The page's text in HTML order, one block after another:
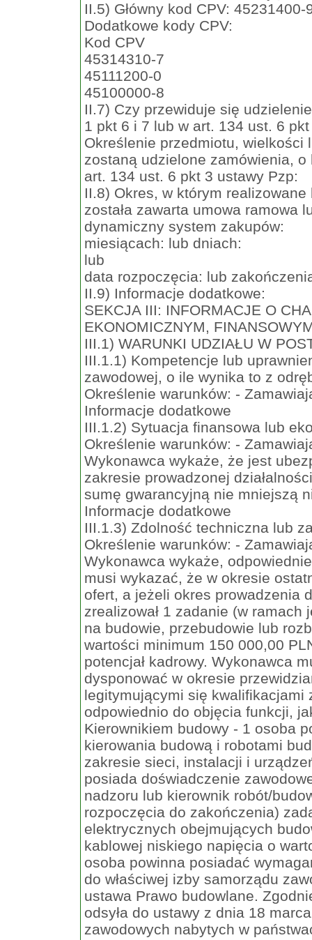
II.5) Główny kod CPV: 45231400-
Dodatkowe kody CPV:
Kod CPV
45314310-7
45111200-0
45100000-8
II.7) Czy przewiduje się
1 pkt 6 i 7 lub w art. 134 ust. 6
Określenie przedmiotu, wielkości
zostaną udzielone zamówienia,
art. 134 ust. 6 pkt 3 ustawy Pzp:
II.8) Okres, w którym
została zawarta umowa ramowa
dynamiczny system zakupów:
miesiącach: lub dniach:
lub
data rozpoczęcia: lub
II.9) Informacje dodatkowe:
SEKCJA III: INFORMACJE O
EKONOMICZNYM,
III.1) WARUNKI UDZIAŁU W
III.1.1) Kompetencje lub
zawodowej, o ile wynika to z
Określenie warunków: -
Informacje dodatkowe
III.1.2) Sytuacja finansowa lub
Określenie warunków: -
Wykonawca wykaże, że jest
zakresie prowadzonej
sumę gwarancyjną nie mniejszą
Informacje dodatkowe
III.1.3) Zdolność techniczna lub
Określenie warunków: -
Wykonawca wykaże,
musi wykazać, że w okresie
ofert, a jeżeli okres prowadzenia
zrealizował 1 zadanie (w
na budowie, przebudowie lub
wartości minimum 150 000,00
potencjał kadrowy. Wykonawca
dysponować w okresie
legitymującymi się kwalifikacjami
odpowiednio do objęcia funkcji,
Kierownikiem budowy - 1 osoba
kierowania budową i robotami
zakresie sieci, instalacji i
posiada doświadczenie
nadzoru lub kierownik robót/
rozpoczęcia do zakończenia)
elektrycznych obejmujących
kablowej niskiego napięcia o
osoba powinna posiadać
do właściwej izby samorządu
ustawa Prawo budowlane.
odsyła do ustawy z dnia 18
zawodowych nabytych w